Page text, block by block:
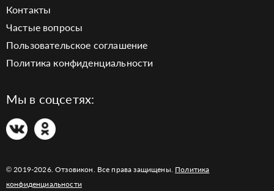
Контакты
Частые вопросы
Пользовательское соглашение
Политика конфиденциальности
Мы в соцсетях:
© 2019-2026. Отзовикон. Все права защищены. Политика
конфиденциальности